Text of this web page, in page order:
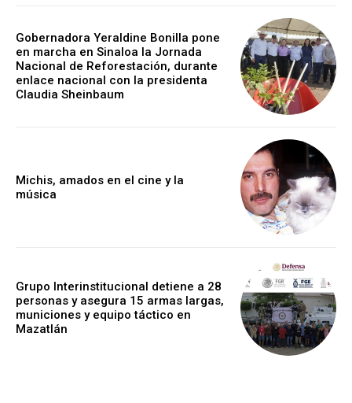
Gobernadora Yeraldine Bonilla pone
en marcha en Sinaloa la Jornada
Nacional de Reforestación, durante
enlace nacional con la presidenta
Claudia Sheinbaum
Michis, amados en el cine y la
música
Grupo Interinstitucional detiene a 28
personas y asegura 15 armas largas,
municiones y equipo táctico en
Mazatlán